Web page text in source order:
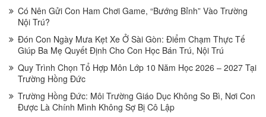
Có Nên Gửi Con Ham Chơi Game, “Bướng Bỉnh” Vào Trường
Nội Trú?
Đón Con Ngày Mưa Kẹt Xe Ở Sài Gòn: Điểm Chạm Thực Tế
Giúp Ba Mẹ Quyết Định Cho Con Học Bán Trú, Nội Trú
Quy Trình Chọn Tổ Hợp Môn Lớp 10 Năm Học 2026 – 2027 Tại
Trường Hồng Đức
Trường Hồng Đức: Môi Trường Giáo Dục Không So Bì, Nơi Con
Được Là Chính Mình Không Sợ Bị Cô Lập